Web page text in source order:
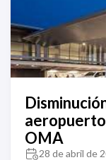
OMA
28 de abril de